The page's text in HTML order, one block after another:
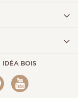
IDÉA BOIS